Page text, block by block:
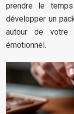
prendre le
développer un
autour de votre
émotionnel.